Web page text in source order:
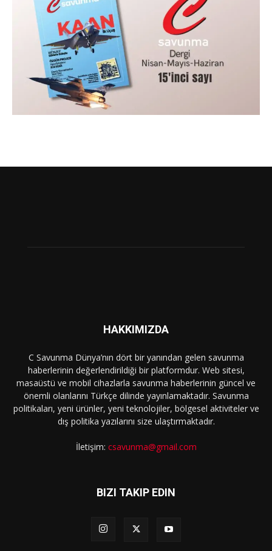
HAKKIMIZDA
C Savunma Dünya’nın dört bir yanından gelen savunma
haberlerinin değerlendirildiği bir platformdur. Web sitesi,
masaüstü ve mobil cihazlarla savunma haberlerinin güncel ve
önemli olanlarını Türkçe dilinde yayınlamaktadır. Savunma
politikaları, yeni ürünler, yeni teknolojiler, bölgesel aktiviteler ve
dış politika yazılarını size ulaştırmaktadır.
İletişim: csavunma@gmail.com
BIZI TAKIP EDIN